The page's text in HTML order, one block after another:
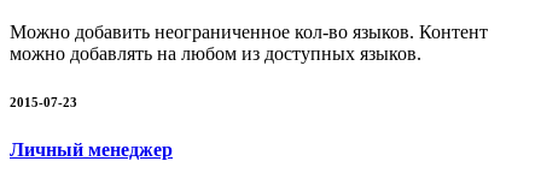
Можно добавить неограниченное кол-во языков. Контент
можно добавлять на любом из доступных языков.
2015-07-23
Личный менеджер